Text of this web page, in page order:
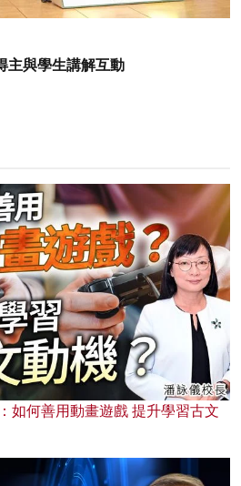
主與學生講解互動
如何善用動畫遊戲 提升學習古文